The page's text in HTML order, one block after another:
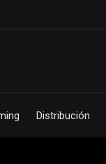
Distribución